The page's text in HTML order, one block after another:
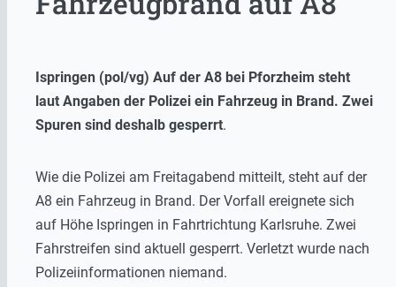
Ispringen (pol/vg) Auf der A8 bei Pforzheim steht
laut Angaben der Polizei ein Fahrzeug in Brand. Zwei
Spuren sind deshalb gesperrt.
Wie die Polizei am Freitagabend mitteilt, steht auf der
A8 ein Fahrzeug in Brand. Der Vorfall ereignete sich
auf Höhe Ispringen in Fahrtrichtung Karlsruhe. Zwei
Fahrstreifen sind aktuell gesperrt. Verletzt wurde nach
Polizeiinformationen niemand.